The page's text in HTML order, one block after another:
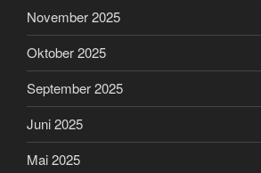
November 2025
Oktober 2025
September 2025
Juni 2025
Mai 2025